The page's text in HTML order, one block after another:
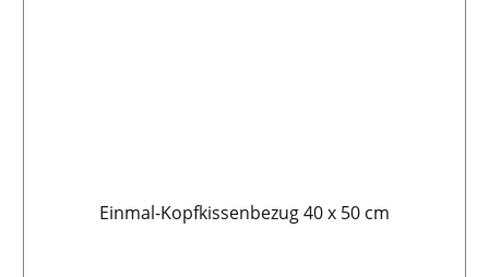
Einmal-Kopfkissenbezug 40 x 50 cm